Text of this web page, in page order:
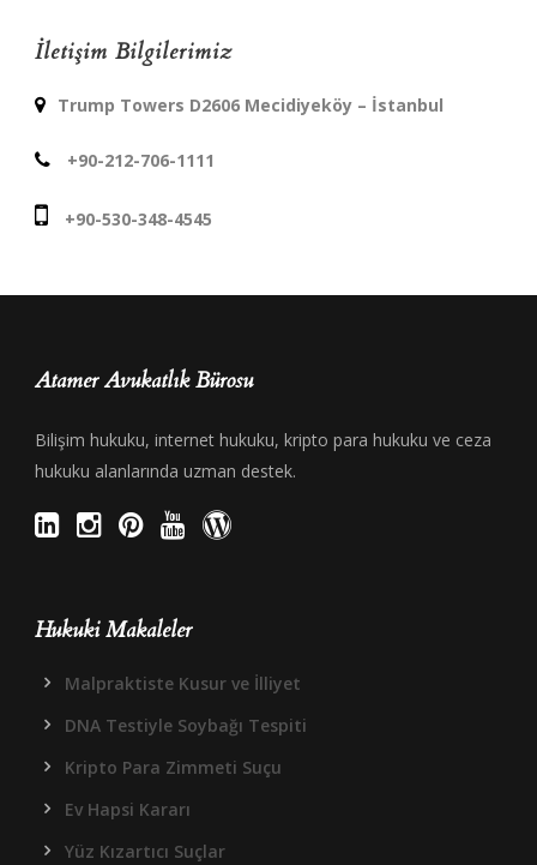
İletişim Bilgilerimiz
Trump Towers D2606 Mecidiyeköy – İstanbul
+90-212-706-1111
+90-530-348-4545
Atamer Avukatlık Bürosu
Bilişim hukuku, internet hukuku, kripto para hukuku ve ceza
hukuku alanlarında uzman destek.
Hukuki Makaleler
Malpraktiste Kusur ve İlliyet
DNA Testiyle Soybağı Tespiti
Kripto Para Zimmeti Suçu
Ev Hapsi Kararı
Yüz Kızartıcı Suçlar